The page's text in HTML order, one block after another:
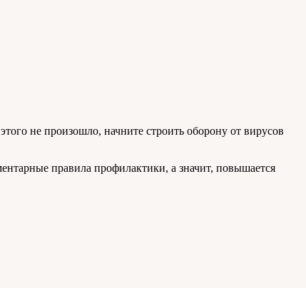
не произошло, начните строить оборону от вирусов
правила профилактики, а значит, повышается